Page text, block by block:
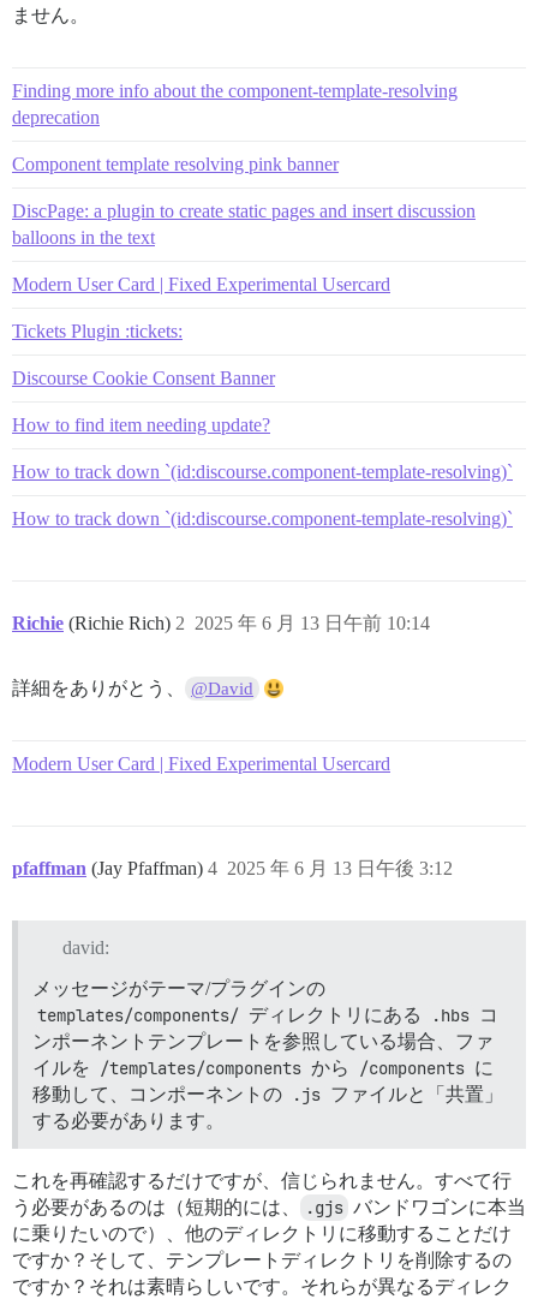
ません。
Finding more info about the component-template-resolving
deprecation
Component template resolving pink banner
DiscPage: a plugin to create static pages and insert discussion
balloons in the text
Modern User Card | Fixed Experimental Usercard
Tickets Plugin :tickets:
Discourse Cookie Consent Banner
How to find item needing update?
How to track down `(id:discourse.component-template-resolving)`
How to track down `(id:discourse.component-template-resolving)`
Richie (Richie Rich) 2025 年 6 月 13 日午前 10:14
2
詳細をありがとう、 @David
Modern User Card | Fixed Experimental Usercard
pfaffman (Jay Pfaffman) 2025 年 6 月 13 日午後 3:12
4
david:
メッセージがテーマ/プラグインの
templates/components/ ディレクトリにある .hbs コ
ンポーネントテンプレートを参照している場合、ファ
イルを
/templates/components から /components に
移動して、コンポーネントの
.js ファイルと「共置」
する必要があります。
これを再確認するだけですが、信じられません。すべて行
う必要があるのは（短期的には、
.gjs バンドワゴンに本当
に乗りたいので）、他のディレクトリに移動することだけ
ですか？そして、テンプレートディレクトリを削除するの
ですか？それは素晴らしいです。それらが異なるディレク